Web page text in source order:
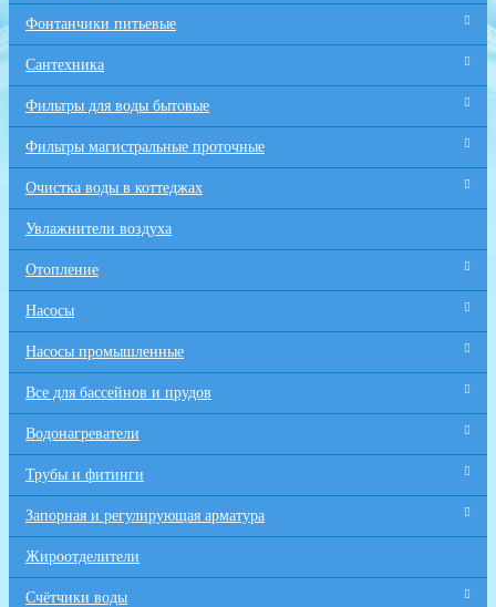
Фонтанчики питьевые
Сантехника
Фильтры для воды бытовые
Фильтры магистральные проточные
Очистка воды в коттеджах
Увлажнители воздуха
Отопление
Насосы
Насосы промышленные
Все для бaссейнов и прудов
Водонагреватели
Трубы и фитинги
Запорная и регулирующая арматура
Жироотделители
Счётчики воды